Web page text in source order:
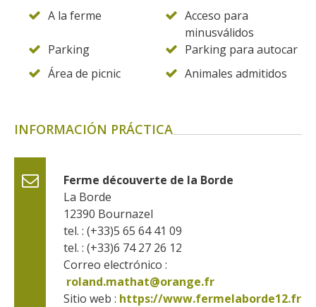
A la ferme
Acceso para
minusválidos
Parking
Parking para autocar
Área de picnic
Animales admitidos
INFORMACIÓN PRÁCTICA
Ferme découverte de la Borde
La Borde
12390 Bournazel
tel. : (+33)5 65 64 41 09
tel. : (+33)6 74 27 26 12
Correo electrónico :
roland.mathat@orange.fr
Sitio web : https://www.fermelaborde12.fr